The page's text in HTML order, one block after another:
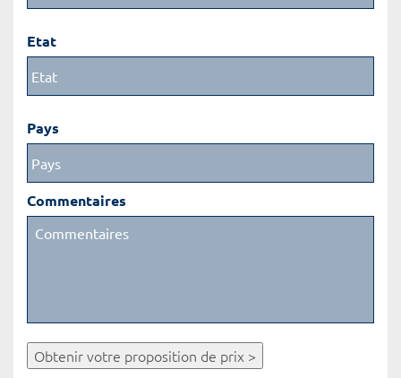
Etat
Pays
Commentaires
Obtenir votre proposition de prix >